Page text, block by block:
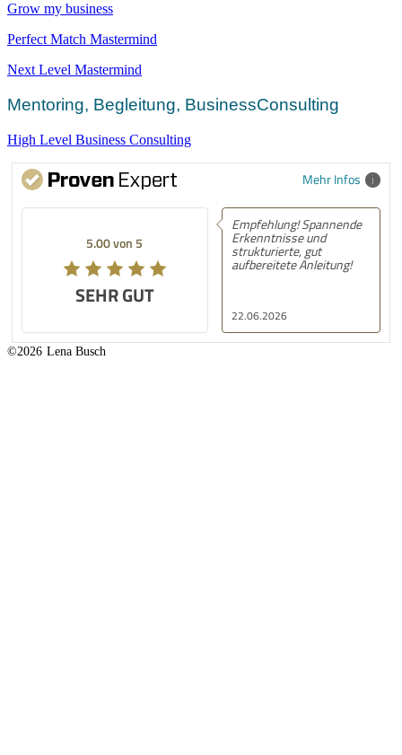
Grow my business
Perfect Match Mastermind
Next Level Mastermind
Mentoring, Begleitung, BusinessConsulting
High Level Business Consulting
Mehr Infos
5.00 von 5
SEHR GUT
22.06.2026
Empfehlung! Spannende
Erkenntnisse und
strukturierte, gut
aufbereitete Anleitung!
©2026 Lena Busch